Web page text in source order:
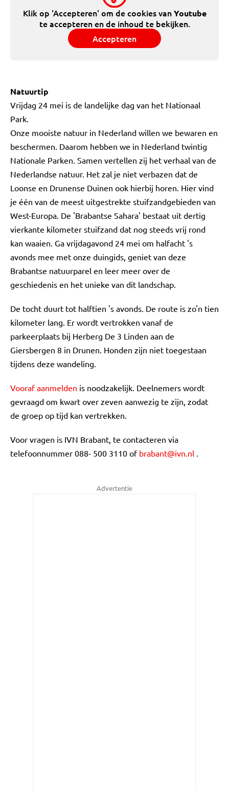
Klik op 'Accepteren' om de cookies vanYoutube
te accepteren en de inhoud te bekijken.
Accepteren
Natuurtip
Vrijdag 24 mei is de landelijke dag van het Nationaal
Park.
Onze mooiste natuur in Nederland willen we bewaren en
beschermen. Daarom hebben we in Nederland twintig
Nationale Parken. Samen vertellen zij het verhaal van de
Nederlandse natuur. Het zal je niet verbazen dat de
Loonse en Drunense Duinen ook hierbij horen. Hier vind
je één van de meest uitgestrekte stuifzandgebieden van
West-Europa. De 'Brabantse Sahara' bestaat uit dertig
vierkante kilometer stuifzand dat nog steeds vrij rond
kan waaien. Ga vrijdagavond 24 mei om halfacht 's
avonds mee met onze duingids, geniet van deze
Brabantse natuurparel en leer meer over de
geschiedenis en het unieke van dit landschap.
De tocht duurt tot halftien 's avonds. De route is zo'n tien
kilometer lang. Er wordt vertrokken vanaf de
parkeerplaats bij Herberg De 3 Linden aan de
Giersbergen 8 in Drunen. Honden zijn niet toegestaan
tijdens deze wandeling.
Vooraf aanmelden is noodzakelijk. Deelnemers wordt
gevraagd om kwart over zeven aanwezig te zijn, zodat
de groep op tijd kan vertrekken.
Voor vragen is IVN Brabant, te contacteren via
telefoonnummer 088- 500 3110 of brabant@ivn.nl .
Advertentie